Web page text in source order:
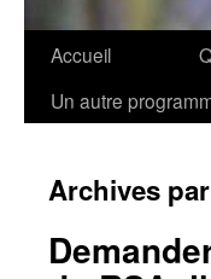
Aller
Accueil
Un autre
Archives